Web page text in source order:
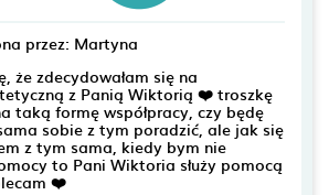
przez: Martyna
że zdecydowałam się na
z Panią Wiktorią ❤️ troszkę
taką formę współpracy, czy będę
sobie z tym poradzić, ale jak się
z tym sama, kiedy bym nie
to Pani Wiktoria służy pomocą
❤️